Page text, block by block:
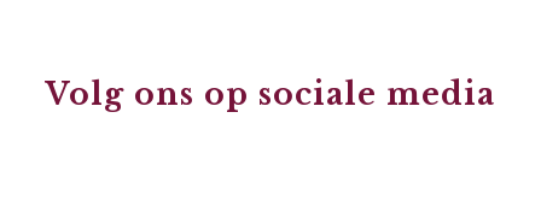
Volg ons op sociale media